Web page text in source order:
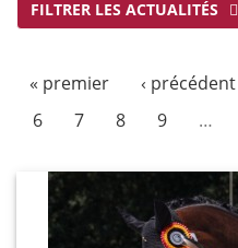
FILTRER LES ACTUALITÉS
« premier ‹ précédent
6
7 8 9 …